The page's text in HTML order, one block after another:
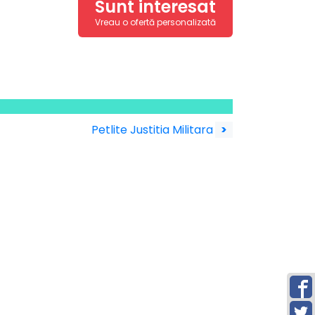
Sunt interesat
Vreau o ofertă personalizată
Petlite Justitia Militara >